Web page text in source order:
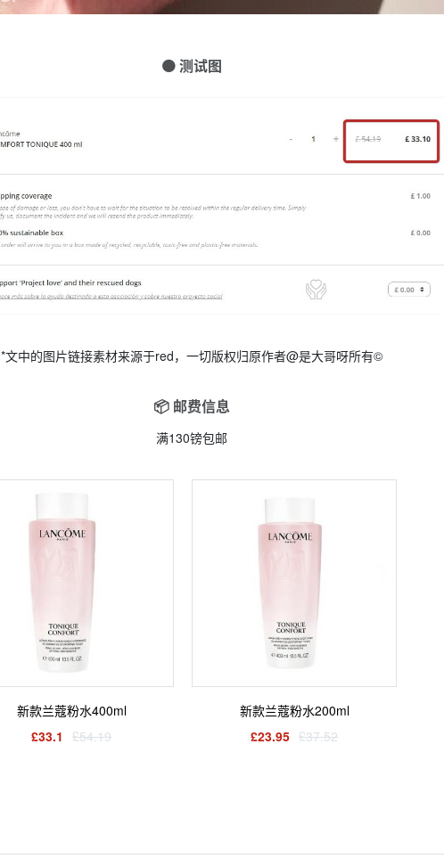
🟠 测试图
*文中的图片链接素材来源于red，一切版权归原作者@是大哥呀所有©
📦 邮费信息
满130镑包邮
新款兰蔻粉水400ml
£33.1
£54.19
新款兰蔻粉水200ml
£23.95 £37.52